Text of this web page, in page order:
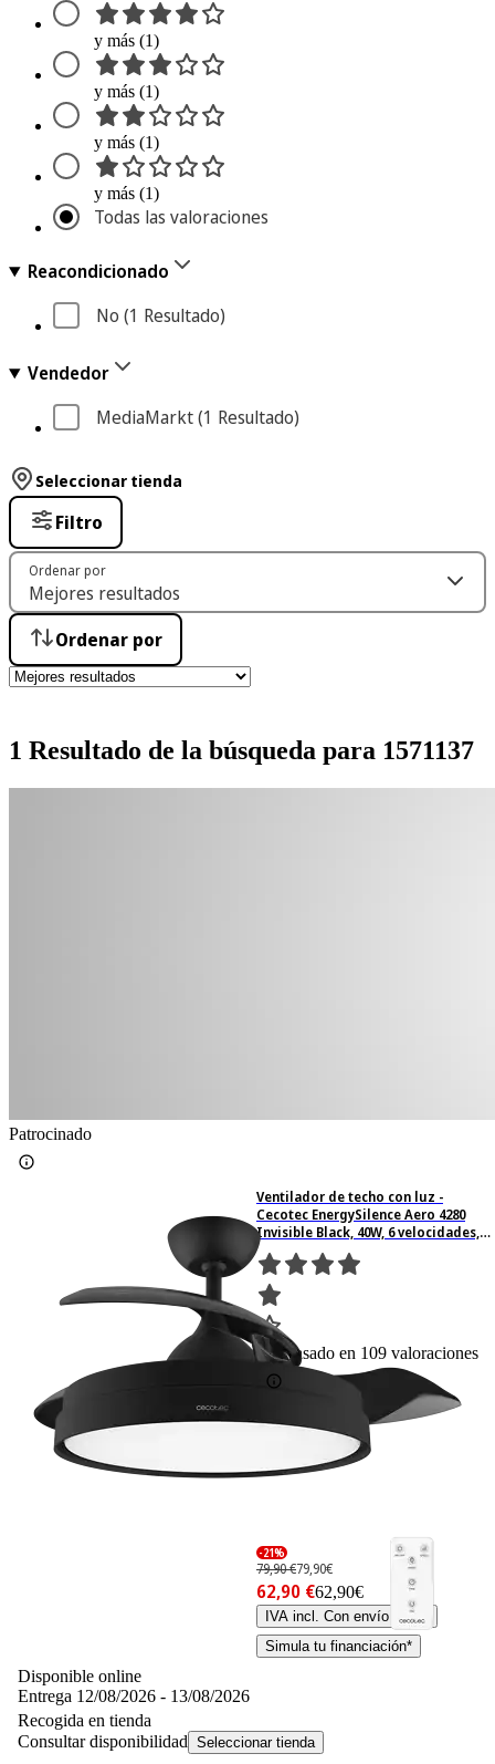
y más (1)
y más (1)
y más (1)
y más (1)
Todas las valoraciones
Reacondicionado
No (1 Resultado)
Vendedor
MediaMarkt (1 Resultado)
1 Resultado de la búsqueda para 1571137
Seleccionar tienda
Filtro
Ordenar por
Ordenar por
Patrocinado
Ventilador de techo con luz -
Cecotec EnergySilence Aero 4280
Invisible Black, 40W, 6 velocidades,
Aspas retráctiles, 3 tonos luz,
Temporizador, Black
109 Basado en 109 valoraciones
-21%
79,90 €79,90€
62,90 €62,90€
IVA incl. Con envío gratis
Simula tu financiación*
Disponible online
Entrega 12/08/2026 - 13/08/2026
Recogida en tienda
Consultar disponibilidad Seleccionar tienda